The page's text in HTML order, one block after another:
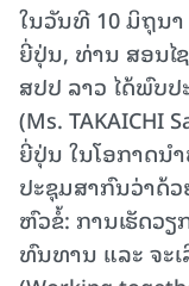
ໃນວັນທີ 10 ມິຖຸນ
ຍີ່ປຸ່ນ, ທ່ານ ສອນ
ສປປ ລາວ ໄດ້ພົບ
(Ms. TAKAICHI
ຍີ່ປຸ່ນ ໃນໂອກາດນໍ
ປະຊຸມ​ສາກົນວ່າດ້
ຫົວຂໍ້: ການເຮັດວຽ
ທົນທານ ແລະ ຈະເ